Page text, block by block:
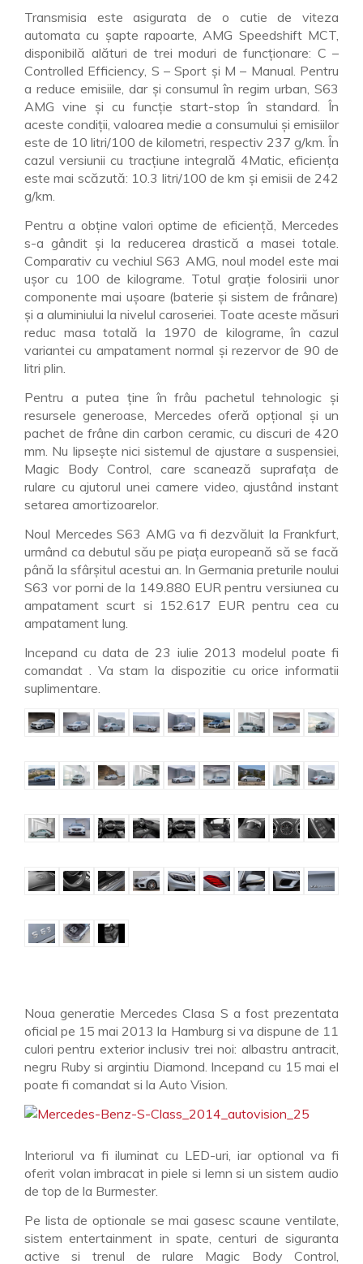
Transmisia este asigurata de o cutie de viteza
automata cu şapte rapoarte, AMG Speedshift MCT,
disponibilă alături de trei moduri de funcţionare: C –
Controlled Efficiency, S – Sport şi M – Manual. Pentru
a reduce emisiile, dar şi consumul în regim urban, S63
AMG vine şi cu funcţie start-stop în standard. În
aceste condiţii, valoarea medie a consumului şi emisiilor
este de 10 litri/100 de kilometri, respectiv 237 g/km. În
cazul versiunii cu tracţiune integrală 4Matic, eficienţa
este mai scăzută: 10.3 litri/100 de km şi emisii de 242
g/km.
Pentru a obţine valori optime de eficienţă, Mercedes
s-a gândit şi la reducerea drastică a masei totale.
Comparativ cu vechiul S63 AMG, noul model este mai
uşor cu 100 de kilograme. Totul graţie folosirii unor
componente mai uşoare (baterie şi sistem de frânare)
şi a aluminiului la nivelul caroseriei. Toate aceste măsuri
reduc masa totală la 1970 de kilograme, în cazul
variantei cu ampatament normal şi rezervor de 90 de
litri plin.
Pentru a putea ţine în frâu pachetul tehnologic şi
resursele generoase, Mercedes oferă opţional şi un
pachet de frâne din carbon ceramic, cu discuri de 420
mm. Nu lipseşte nici sistemul de ajustare a suspensiei,
Magic Body Control, care scanează suprafaţa de
rulare cu ajutorul unei camere video, ajustând instant
setarea amortizoarelor.
Noul Mercedes S63 AMG va fi dezvăluit la Frankfurt,
urmând ca debutul său pe piaţa europeană să se facă
până la sfârşitul acestui an. In Germania preturile noului
S63 vor porni de la 149.880 EUR pentru versiunea cu
ampatament scurt si 152.617 EUR pentru cea cu
ampatament lung.
Incepand cu data de 23 iulie 2013 modelul poate fi
comandat . Va stam la dispozitie cu orice informatii
suplimentare.
Noua generatie Mercedes Clasa S a fost prezentata
oficial pe 15 mai 2013 la Hamburg si va dispune de 11
culori pentru exterior inclusiv trei noi: albastru antracit,
negru Ruby si argintiu Diamond. Incepand cu 15 mai el
poate fi comandat si la Auto Vision.
Interiorul va fi iluminat cu LED-uri, iar optional va fi
oferit volan imbracat in piele si lemn si un sistem audio
de top de la Burmester.
Pe lista de optionale se mai gasesc scaune ventilate,
sistem entertainment in spate, centuri de siguranta
active si trenul de rulare Magic Body Control,